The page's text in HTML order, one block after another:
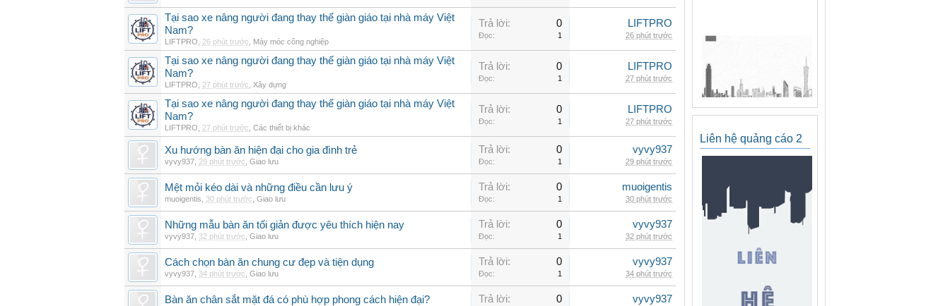
Tại sao xe nâng người đang thay thế giàn giáo tại nhà máy Việt
Nam?
LIFTPRO 26 phút trước Máy móc công nghiệp
Trả lời: 0
Đọc: 1
LIFTPRO
26 phút trước
Tại sao xe nâng người đang thay thế giàn giáo tại nhà máy Việt
Nam?
LIFTPRO 27 phút trước Xây dựng
Trả lời: 0
Đọc: 1
LIFTPRO
27 phút trước
Tại sao xe nâng người đang thay thế giàn giáo tại nhà máy Việt
Nam?
LIFTPRO 27 phút trước Các thiết bị khác
Trả lời: 0
Đọc: 1
LIFTPRO
27 phút trước
Xu hướng bàn ăn hiện đại cho gia đình trẻ
vyvy937 29 phút trước Giao lưu
Trả lời: 0
Đọc: 1
vyvy937
29 phút trước
Mệt mỏi kéo dài và những điều cần lưu ý
muoigentis 30 phút trước Giao lưu
Trả lời: 0
Đọc: 1
muoigentis
30 phút trước
Những mẫu bàn ăn tối giản được yêu thích hiện nay
vyvy937 32 phút trước Giao lưu
Trả lời: 0
Đọc: 1
vyvy937
32 phút trước
Cách chọn bàn ăn chung cư đẹp và tiện dụng
vyvy937 34 phút trước Giao lưu
Trả lời: 0
Đọc: 1
vyvy937
34 phút trước
Bàn ăn chân sắt mặt đá có phù hợp phong cách hiện đại? Trả lời: 0 vyvy937
Liên hệ quảng cáo 2